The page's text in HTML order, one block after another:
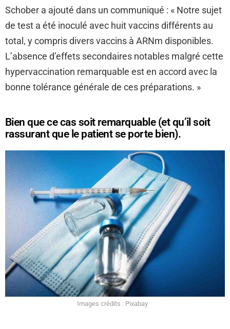
Schober a ajouté dans un communiqué : « Notre sujet
de test a été inoculé avec huit vaccins différents au
total, y compris divers vaccins à ARNm disponibles.
L’absence d’effets secondaires notables malgré cette
hypervaccination remarquable est en accord avec la
bonne tolérance générale de ces préparations. »
Bien que ce cas soit remarquable (et qu’il soit
rassurant que le patient se porte bien).
Images crédits : Pixabay